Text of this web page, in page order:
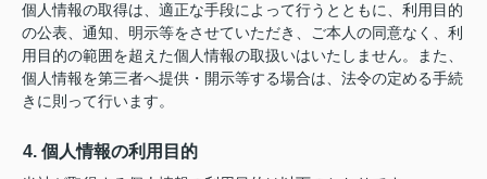
個人情報の取得は、適正な手段によって行うとともに、利用目的
の公表、通知、明示等をさせていただき、ご本人の同意なく、利
用目的の範囲を超えた個人情報の取扱いはいたしません。また、
個人情報を第三者へ提供・開示等する場合は、法令の定める手続
きに則って行います。
4. 個人情報の利用目的